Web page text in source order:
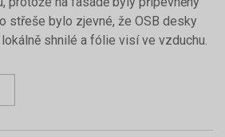
střeše bylo zjevné, že OSB desky
shnilé a fólie visí ve vzduchu.